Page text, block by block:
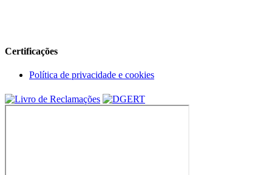
Certificações
Política de privacidade e cookies